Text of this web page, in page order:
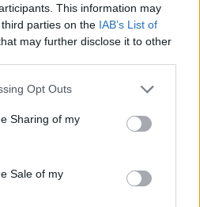
This information may
parties on the IAB’s List of
may further disclose it to other
Opt Outs
Sharing of my
Sale of my
принуди Румъния